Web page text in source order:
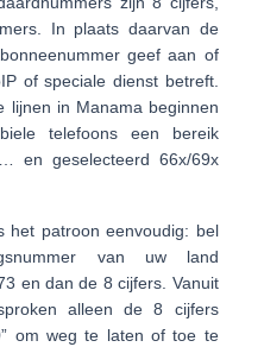
. In plaats daarvan de
geef aan of
of speciale dienst betreft.
lijnen in Manama beginnen
telefoons een bereik
en geselecteerd 66x/69x
het patroon eenvoudig: bel
van uw land
en dan de 8 cijfers. Vanuit
alleen de 8 cijfers
om weg te laten of toe te